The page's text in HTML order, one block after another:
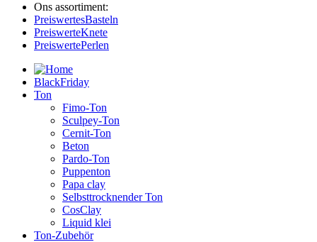
Ons assortiment:
PreiswertesBasteln
PreiswerteKnete
PreiswertePerlen
BlackFriday
Ton
Fimo-Ton
Sculpey-Ton
Cernit-Ton
Beton
Pardo-Ton
Puppenton
Papa clay
Selbsttrocknender Ton
CosClay
Liquid klei
Ton-Zubehör